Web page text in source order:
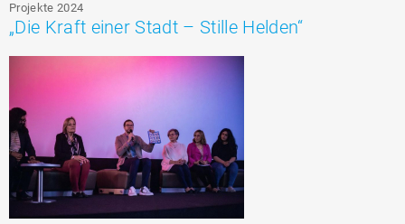
Projekte 2024
„Die Kraft einer Stadt – Stille Helden“